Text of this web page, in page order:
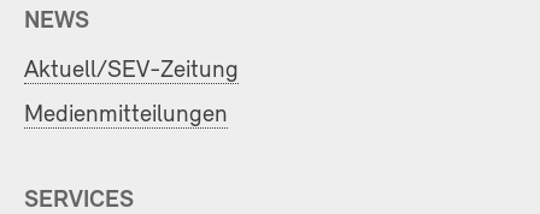
NEWS
Aktuell/SEV-Zeitung
Medienmitteilungen
SERVICES